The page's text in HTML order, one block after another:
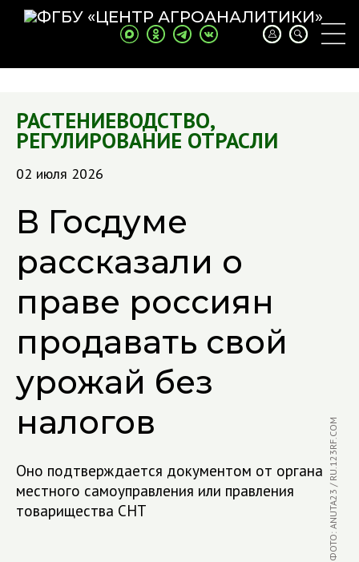
РАСТЕНИЕВОДСТВО,
РЕГУЛИРОВАНИЕ ОТРАСЛИ
02 июля 2026
В Госдуме
рассказали о
праве россиян
продавать свой
урожай без
налогов
Оно подтверждается документом от органа
местного самоуправления или правления
товарищества СНТ
ФОТО: ANUTA23 / RU.123RF.COM